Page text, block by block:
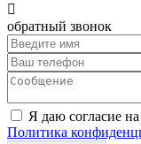

обратный звонок
Я даю согласие
Политика